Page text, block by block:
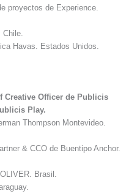
proyectos de Experience.
Chile.
Havas. Estados Unidos.
Creative Officer de Publicis
Play.
Thompson Montevideo.
& CCO de Buentipo Anchor.
Brasil.